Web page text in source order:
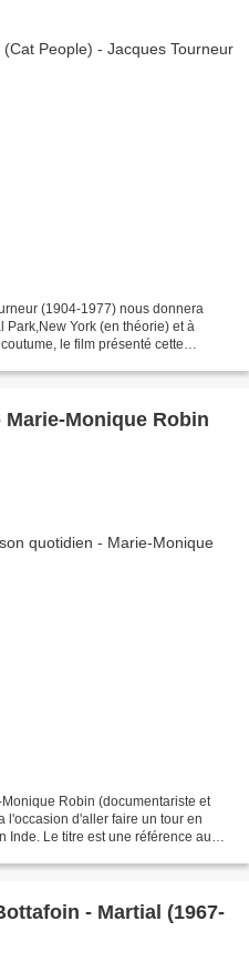
(1904-1977) nous donnera
York (en théorie) et à
le film présenté cette
Monique Robin
Robin (documentariste et
l'occasion d'aller faire un tour en
Inde. Le titre est une référence au
- Martial (1967-